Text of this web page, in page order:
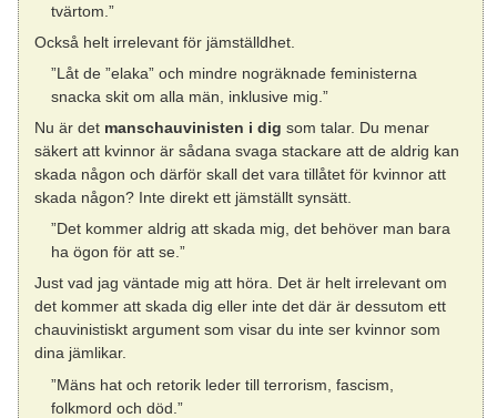
tvärtom.”
Också helt irrelevant för jämställdhet.
”Låt de ”elaka” och mindre nogräknade feministerna
snacka skit om alla män, inklusive mig.”
Nu är det manschauvinisten i dig som talar. Du menar
säkert att kvinnor är sådana svaga stackare att de aldrig kan
skada någon och därför skall det vara tillåtet för kvinnor att
skada någon? Inte direkt ett jämställt synsätt.
”Det kommer aldrig att skada mig, det behöver man bara
ha ögon för att se.”
Just vad jag väntade mig att höra. Det är helt irrelevant om
det kommer att skada dig eller inte det där är dessutom ett
chauvinistiskt argument som visar du inte ser kvinnor som
dina jämlikar.
”Mäns hat och retorik leder till terrorism, fascism,
folkmord och död.”